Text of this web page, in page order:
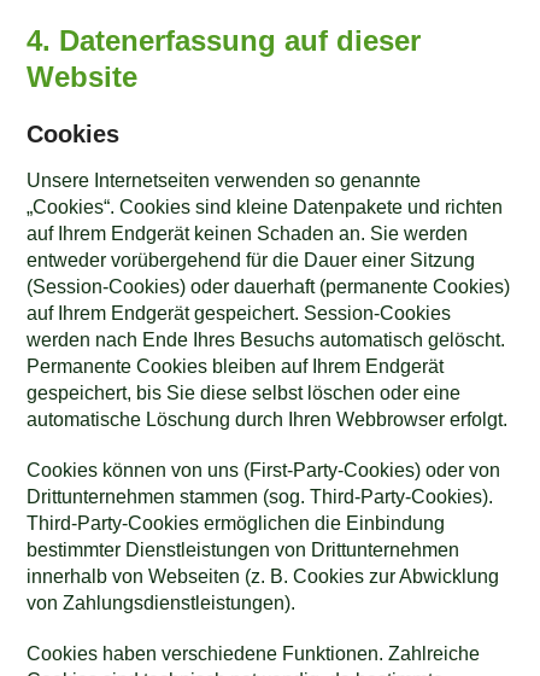
4. Datenerfassung auf dieser
Website
Cookies
Unsere Internetseiten verwenden so genannte
„Cookies“. Cookies sind kleine Datenpakete und richten
auf Ihrem Endgerät keinen Schaden an. Sie werden
entweder vorübergehend für die Dauer einer Sitzung
(Session-Cookies) oder dauerhaft (permanente Cookies)
auf Ihrem Endgerät gespeichert. Session-Cookies
werden nach Ende Ihres Besuchs automatisch gelöscht.
Permanente Cookies bleiben auf Ihrem Endgerät
gespeichert, bis Sie diese selbst löschen oder eine
automatische Löschung durch Ihren Webbrowser erfolgt.
Cookies können von uns (First-Party-Cookies) oder von
Drittunternehmen stammen (sog. Third-Party-Cookies).
Third-Party-Cookies ermöglichen die Einbindung
bestimmter Dienstleistungen von Drittunternehmen
innerhalb von Webseiten (z. B. Cookies zur Abwicklung
von Zahlungsdienstleistungen).
Cookies haben verschiedene Funktionen. Zahlreiche